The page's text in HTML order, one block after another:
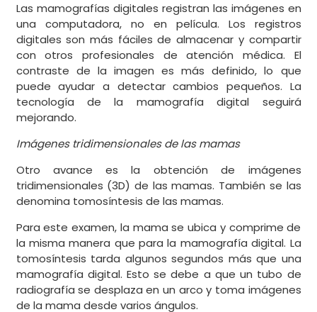
Las mamografías digitales registran las imágenes en
una computadora, no en película. Los registros
digitales son más fáciles de almacenar y compartir
con otros profesionales de atención médica. El
contraste de la imagen es más definido, lo que
puede ayudar a detectar cambios pequeños. La
tecnología de la mamografía digital seguirá
mejorando.
Imágenes tridimensionales de las mamas
Otro avance es la obtención de imágenes
tridimensionales (3D) de las mamas. También se las
denomina tomosíntesis de las mamas.
Para este examen, la mama se ubica y comprime de
la misma manera que para la mamografía digital. La
tomosíntesis tarda algunos segundos más que una
mamografía digital. Esto se debe a que un tubo de
radiografía se desplaza en un arco y toma imágenes
de la mama desde varios ángulos.